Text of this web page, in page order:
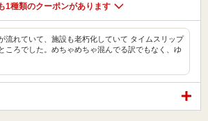
1種類のクーポンがあります
流れていて、施設も老朽化していて タイムスリップ
ころでした。めちゃめちゃ混んでる訳でもなく、ゆ